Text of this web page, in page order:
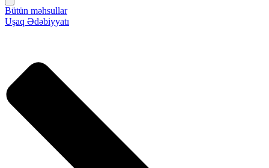
Bütün məhsullar
Uşaq Ədəbiyyatı